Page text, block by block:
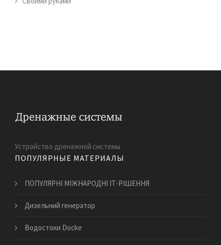
Устройство дренажной системы
ПОПУЛЯРНЫЕ МАТЕРИАЛЫ
ПОПУЛЯРНІ МІЖНАРОДНІ ІТ-РІШЕННЯ
​Дизельний генератор
Водостоки Docke